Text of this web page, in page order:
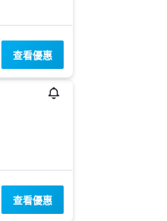
查看優惠
查看優惠